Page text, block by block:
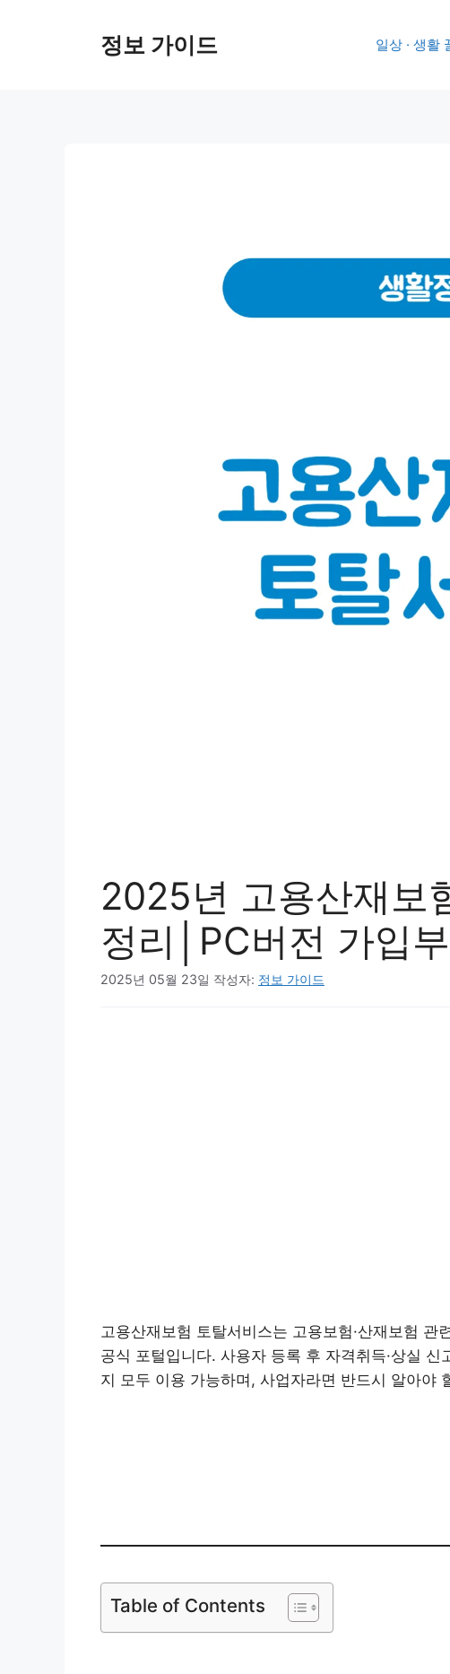
정보 가이드 일상 · 생활
2025년 고용산재보
정리│PC버전 가입
2025년 05월 23일 작성자: 정보 가이드
고용산재보험 토탈서비스는 고용보험·산재보험
공식 포털입니다. 사용자 등록 후 자격취득·상실
지 모두 이용 가능하며, 사업자라면 반드시 알아야
Table of Contents